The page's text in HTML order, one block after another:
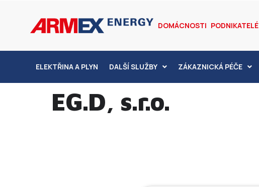
DOMÁCNOSTI PODNIKATELÉ
ELEKTŘINA A PLYN DALŠÍ SLUŽBY ZÁKAZNICKÁ PÉČE
EG.D, s.r.o.